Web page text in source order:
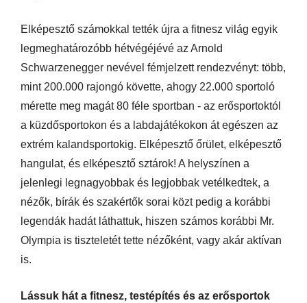
Elképesztő számokkal tették újra a fitnesz világ egyik
legmeghatározóbb hétvégéjévé az Arnold
Schwarzenegger nevével fémjelzett rendezvényt: több,
mint 200.000 rajongó követte, ahogy 22.000 sportoló
mérette meg magát 80 féle sportban - az erősportoktól
a küzdősportokon és a labdajátékokon át egészen az
extrém kalandsportokig. Elképesztő őrület, elképesztő
hangulat, és elképesztő sztárok! A helyszínen a
jelenlegi legnagyobbak és legjobbak vetélkedtek, a
nézők, bírák és szakértők sorai közt pedig a korábbi
legendák hadát láthattuk, hiszen számos korábbi Mr.
Olympia is tiszteletét tette nézőként, vagy akár aktívan
is.
Lássuk hát a fitnesz, testépítés és az erősportok